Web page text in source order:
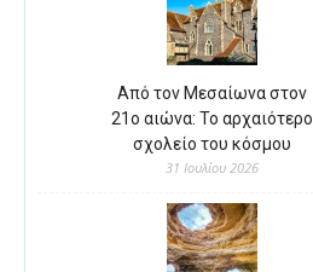
Από τον Μεσαίωνα στον
21ο αιώνα: Το αρχαιότερο
σχολείο του κόσμου
31 Ιουλίου 2026